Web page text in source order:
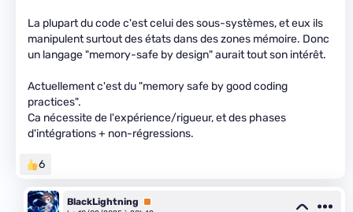
La plupart du code c'est celui des sous-systèmes, et eux ils
manipulent surtout des états dans des zones mémoire. Donc
un langage "memory-safe by design" aurait tout son intérêt.
Actuellement c'est du "memory safe by good coding
practices".
Ca nécessite de l'expérience/rigueur, et des phases
d'intégrations + non-régressions.
6
BlackLightning
Premium